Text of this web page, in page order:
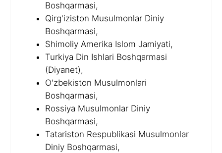
Boshqarmasi,
Qirg'iziston Musulmonlar Diniy
Boshqarmasi,
Shimoliy Amerika Islom Jamiyati,
Turkiya Din Ishlari Boshqarmasi
(Diyanet),
O'zbekiston Musulmonlari
Boshqarmasi,
Rossiya Musulmonlar Diniy
Boshqarmasi,
Tatariston Respublikasi Musulmonlar
Diniy Boshqarmasi,